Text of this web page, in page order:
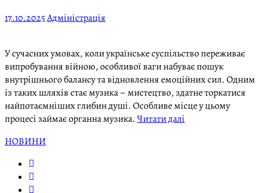
17.10.2025Адміністрація
У сучасних умовах, коли українське суспільство переживає
випробування війною, особливої ваги набуває пошук
внутрішнього балансу та відновлення емоційних сил. Одним
із таких шляхів стає музика – мистецтво, здатне торкатися
найпотаємніших глибин душі. Особливе місце у цьому
процесі займає органна музика.Читати далі
НОВИНИ